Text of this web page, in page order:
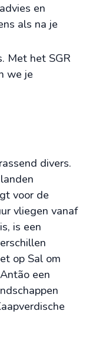
en
als na je
Met het SGR
we je
divers.
voor de
vliegen vanaf
is een
op Sal om
een